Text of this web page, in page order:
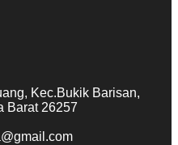
Kec.Bukik Barisan,
Barat 26257